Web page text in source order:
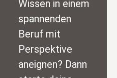
Wissen in einem
spannenden
Beruf mit
Perspektive
aneignen? Dann